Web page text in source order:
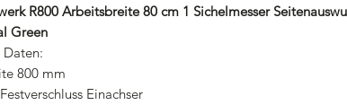
R800 Arbeitsbreite 80 cm 1 Sichelmesser
Green
Daten:
800 mm
Einachser